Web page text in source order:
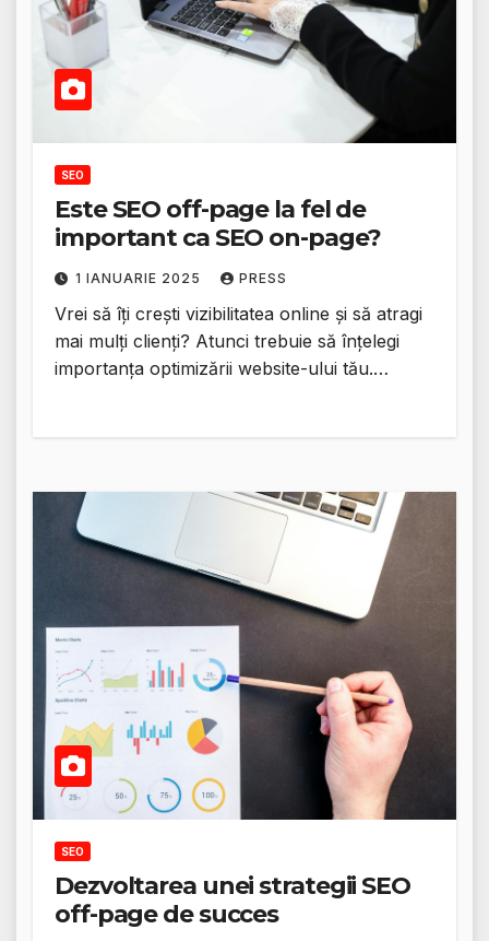
SEO
Este SEO off-page la fel de
important ca SEO on-page?
1 IANUARIE 2025 PRESS
Vrei să îți crești vizibilitatea online și să atragi
mai mulți clienți? Atunci trebuie să înțelegi
importanța optimizării website-ului tău.…
SEO
Dezvoltarea unei strategii SEO
off-page de succes